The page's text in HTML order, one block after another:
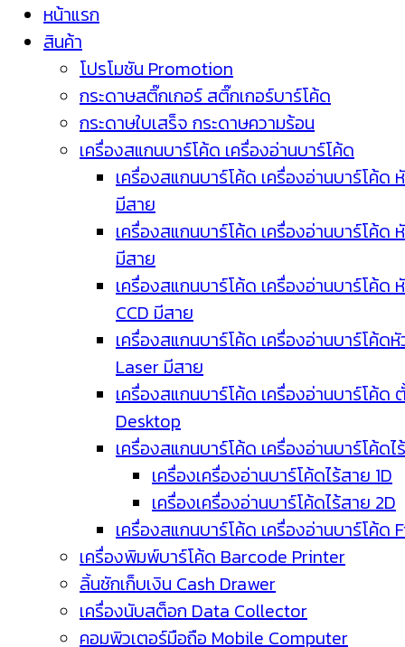
หน้าแรก
สินค้า
โปรโมชัน Promotion
กระดาษสติ๊กเกอร์ สติ๊กเกอร์บาร์โค้ด
กระดาษใบเสร็จ กระดาษความร้อน
เครื่องสแกนบาร์โค้ด เครื่องอ่านบาร์โค้ด
เครื่องสแกนบาร์โค้ด เครื่องอ่านบาร์โค้ด
มีสาย
เครื่องสแกนบาร์โค้ด เครื่องอ่านบาร์โค้ด
มีสาย
เครื่องสแกนบาร์โค้ด เครื่องอ่านบาร์โค้ด
CCD มีสาย
เครื่องสแกนบาร์โค้ด เครื่องอ่านบาร์โค้ด
Laser มีสาย
เครื่องสแกนบาร์โค้ด เครื่องอ่านบาร์โค้ด
Desktop
เครื่องสแกนบาร์โค้ด เครื่องอ่านบาร์โค้ดไ
เครื่องเครื่องอ่านบาร์โค้ดไร้สาย 1D
เครื่องเครื่องอ่านบาร์โค้ดไร้สาย 2D
เครื่องสแกนบาร์โค้ด เครื่องอ่านบาร์โค้ด
เครื่องพิมพ์บาร์โค้ด Barcode Printer
ลิ้นชักเก็บเงิน Cash Drawer
เครื่องนับสต็อก Data Collector
คอมพิวเตอร์มือถือ Mobile Computer